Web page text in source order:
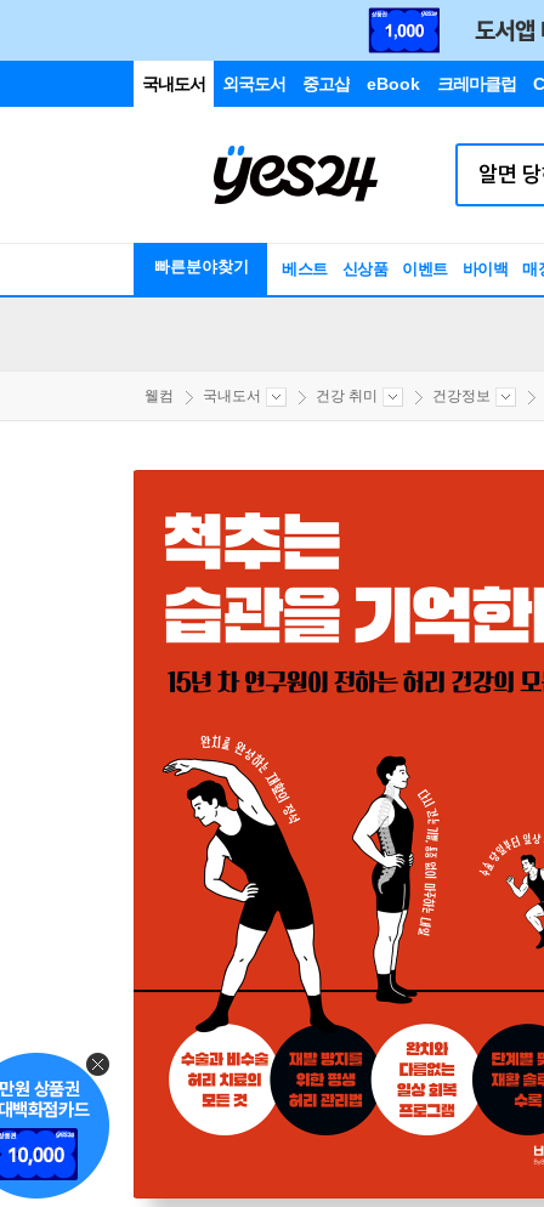
국내도서 외국도서 중고샵 eBook 크레마클럽
빠른분야찾기 베스트 신상품 이벤트 바이백 매
웰컴 국내도서 건강 취미 건강정보